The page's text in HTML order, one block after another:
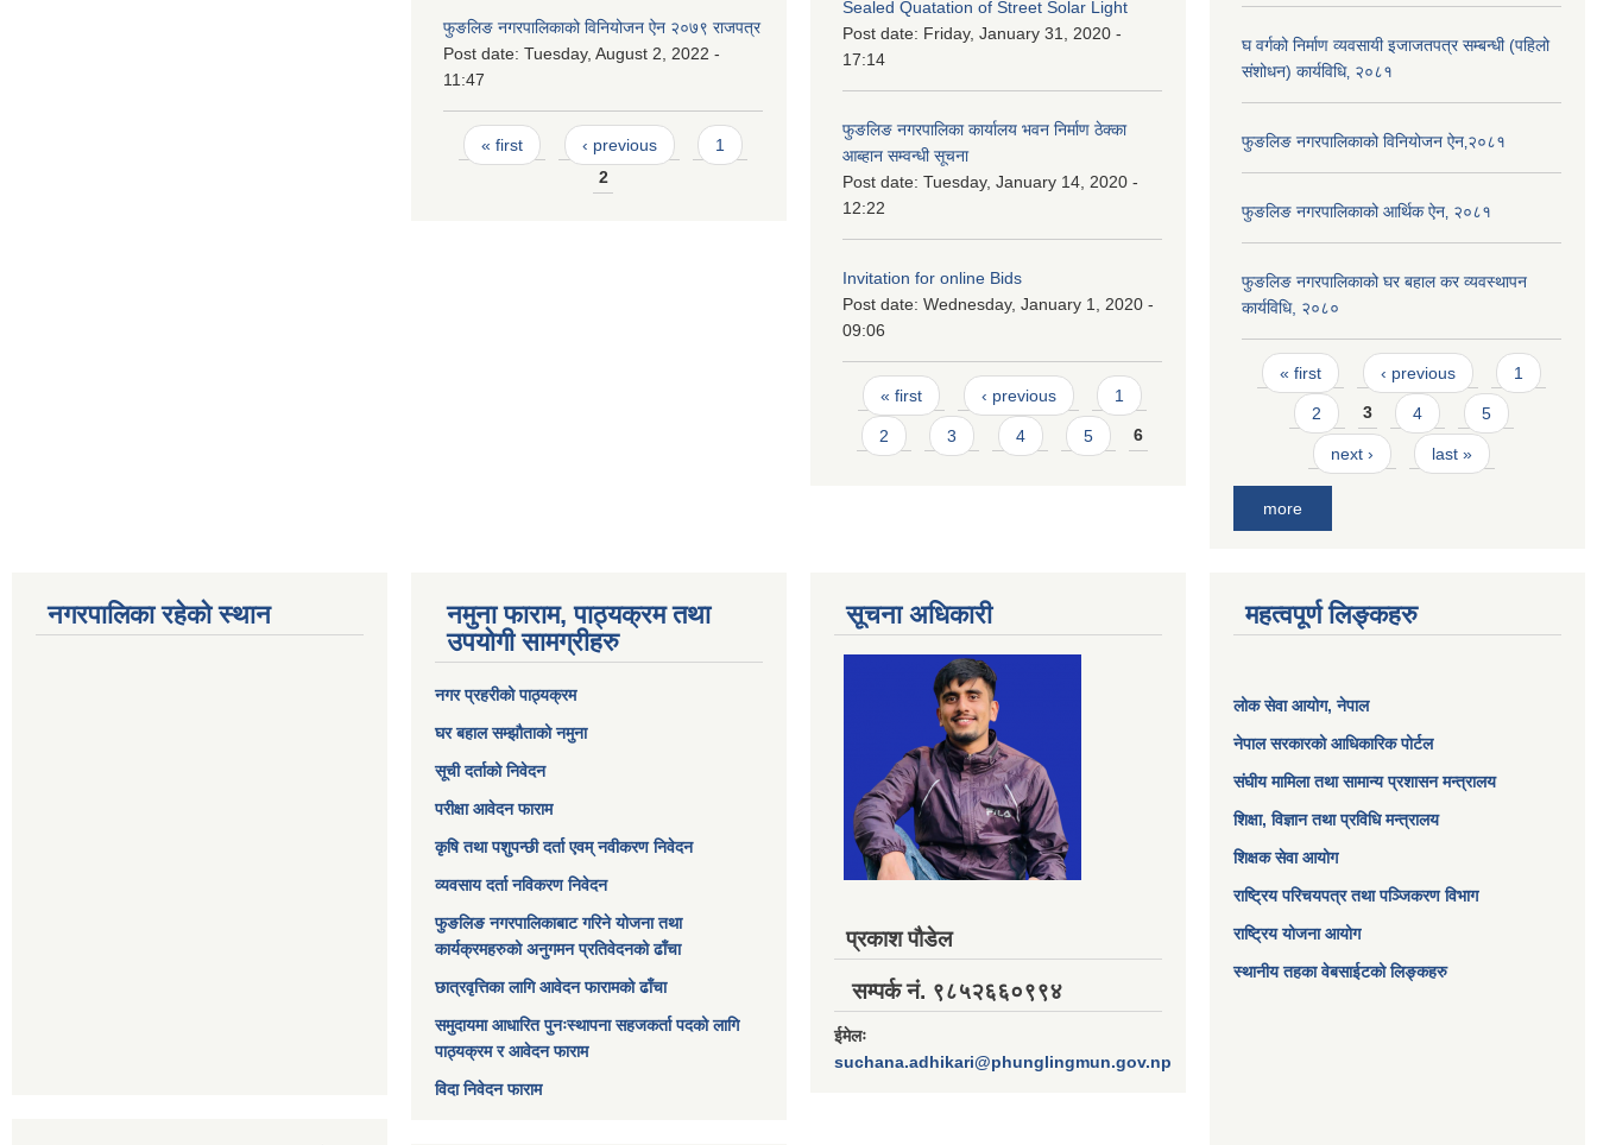
फुङलिङ नगरपालिकाको विनियोजन ऐन २०७९ राजपत्र
Post date: Tuesday, August 2, 2022 -
11:47
Pages
« first ‹ previous
1
2
Sealed Quatation of Street Solar Light
Post date: Friday, January 31, 2020 -
17:14
फुङलिङ नगरपालिका कार्यालय भवन निर्माण ठेक्का
आब्हान सम्वन्धी सूचना
Post date: Tuesday, January 14, 2020 -
12:22
Invitation for online Bids
Post date: Wednesday, January 1, 2020 -
09:06
Pages
« first ‹ previous 1
2 3 4 5 6
घ वर्गको निर्माण व्यवसायी इजाजतपत्र सम्बन्धी (पहिलो
संशोधन) कार्यविधि‚ २०८१
फुङलिङ नगरपालिकाको विनियोजन ऐन‚२०८१
फुङलिङ नगरपालिकाको आर्थिक ऐन‚ २०८१
फुङलिङ नगरपालिकाको घर बहाल कर व्यवस्थापन
कार्यविधि, २०८०
Pages
« first ‹ previous 1
2 3 4 5
next › last »
more
नगरपालिका रहेको स्थान
नमुना फाराम, पाठ्यक्रम तथा
उपयोगी सामग्रीहरु
नगर प्रहरीको पाठ्यक्रम
घर बहाल सम्झौताको नमुना
सूची दर्ताको निवेदन
परीक्षा आवेदन फाराम
कृषि तथा पशुपन्छी दर्ता एवम् नवीकरण निवेदन
व्यवसाय दर्ता नविकरण निवेदन
फुङलिङ नगरपालिकाबाट गरिने योजना तथा
कार्यक्रमहरुको अनुगमन प्रतिवेदनको ढाँचा
छात्रवृत्तिका लागि आवेदन फारामको ढाँचा
समुदायमा आधारित पुनःस्थापना सहजकर्ता पदको लागि
पाठ्यक्रम र आवेदन फाराम
विदा निवेदन फाराम
सूचना अधिकारी
प्रकाश पौडेल
सम्पर्क नं. ९८५२६६०९९४
ईमेलः
suchana.adhikari@phunglingmun.gov.np
महत्वपूर्ण लिङ्कहरु
लोक सेवा आयोग, नेपाल
नेपाल सरकारको आधिकारिक पोर्टल
संघीय मामिला तथा सामान्य प्रशासन मन्त्रालय
शिक्षा, विज्ञान तथा प्रविधि मन्त्रालय
शिक्षक सेवा आयोग
राष्ट्रिय परिचयपत्र तथा पञ्जिकरण विभाग
राष्ट्रिय योजना आयोग
स्थानीय तहका वेबसाईटको लिङ्कहरु